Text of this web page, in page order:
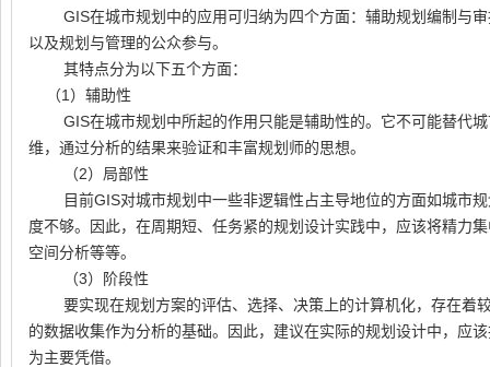
GIS在城市规划中的应用可归纳为四个方面：辅助规划编制与
以及规划与管理的公众参与。
其特点分为以下五个方面：
（1）辅助性
GIS在城市规划中所起的作用只能是辅助性的。它不可能替代
维，通过分析的结果来验证和丰富规划师的思想。
（2）局部性
目前GIS对城市规划中一些非逻辑性占主导地位的方面如城市
度不够。因此，在周期短、任务紧的规划设计实践中，应该将精力
空间分析等等。
（3）阶段性
要实现在规划方案的评估、选择、决策上的计算机化，存在着
的数据收集作为分析的基础。因此，建议在实际的规划设计中，应
为主要凭借。